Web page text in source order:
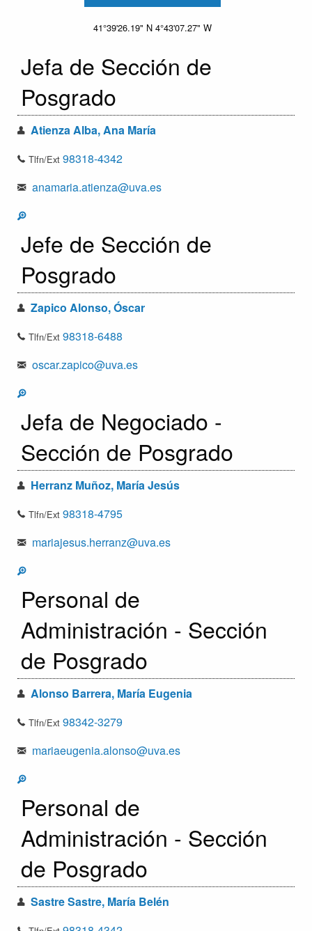
41°39'26.19" N 4°43'07.27" W
Jefa de Sección de
Posgrado
Atienza Alba, Ana María
Tlfn/Ext 98318-4342
anamaria.atienza@uva.es
Jefe de Sección de
Posgrado
Zapico Alonso, Óscar
Tlfn/Ext 98318-6488
oscar.zapico@uva.es
Jefa de Negociado -
Sección de Posgrado
Herranz Muñoz, María Jesús
Tlfn/Ext 98318-4795
mariajesus.herranz@uva.es
Personal de
Administración - Sección
de Posgrado
Alonso Barrera, María Eugenia
Tlfn/Ext 98342-3279
mariaeugenia.alonso@uva.es
Personal de
Administración - Sección
de Posgrado
Sastre Sastre, María Belén